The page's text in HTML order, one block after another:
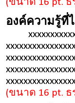
(ขนาด 16 pt. ธ
องค์ความรู้ที่
(ขนาด 16 pt. ธ